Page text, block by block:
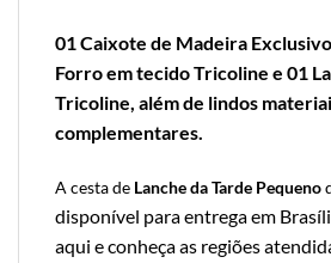
01 Caixote de Madeira
Forro em tecido Tricoline e 01
Tricoline, além de lindos
complementares.
A cesta de Lanche da Tarde Pequeno
disponível para entrega em
aqui e conheça as regiões